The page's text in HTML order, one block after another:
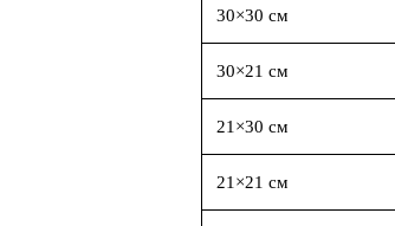
30×30 см
30×21 см
21×30 см
21×21 см